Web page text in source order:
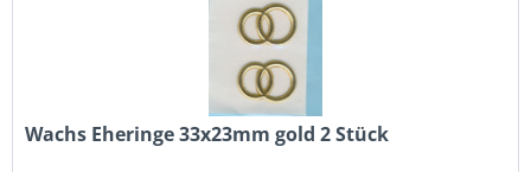
Wachs Eheringe 33x23mm gold 2 Stück